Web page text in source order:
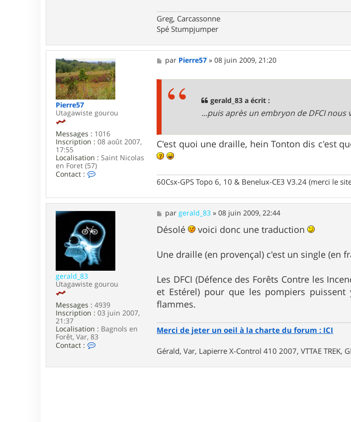
e
r
g
e
g
r
e
y
Greg, Carcassonne
Spé Stumpjumper
Pierre57
Utagawiste gourou
Messages : 1016
Inscription : 08 août 2007,
17:55
Localisation : Saint Nicolas
en Foret (57)
Contact :
t
a
c
t
e
r
P
i
e
r
e
7
M
e
par Pierre57 »08 juin 2009, 21:20
gerald_83 a écrit :
...puis après un embryon de DFCI nous
C'est quoi une draille, hein Tonton dis c'est
60Csx-GPS Topo 6, 10 & Benelux-CE3 V3.24 (merci le
gerald_83
Utagawiste gourou
Messages : 4939
Inscription : 03 juin 2007,
21:37
Localisation : Bagnols en
Forêt, Var, 83
Contact :
t
M
e
s
s
g
e
par gerald_83 »08 juin 2009, 22:44
Désolé voici donc une traduction
Une draille (en provençal) c'est un single (en
Les DFCI (Défence des Forêts Contre les
et Estérel) pour que les pompiers
flammes.
Merci de jeter un oeil à la charte du forum : ICI
Gérald, Var, Lapierre X-Control 410 2007, VTTAE TREK,